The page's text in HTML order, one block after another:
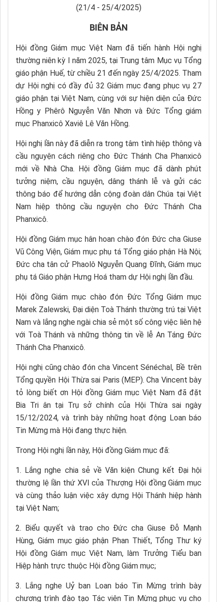
(21/4 - 25/4/2025)
BIÊN BẢN
Hội đồng Giám mục Việt Nam đã tiến hành Hội nghị
thường niên kỳ I năm 2025, tại Trung tâm Mục vụ Tổng
giáo phận Huế, từ chiều 21 đến ngày 25/4/2025. Tham
dự Hội nghị có đầy đủ 32 Giám mục đang phục vụ 27
giáo phận tại Việt Nam, cùng với sự hiện diện của Đức
Hồng y Phêrô Nguyễn Văn Nhơn và Đức Tổng giám
mục Phanxicô Xaviê Lê Văn Hồng.
Hội nghị lần này đã diễn ra trong tâm tình hiệp thông và
cầu nguyện cách riêng cho Đức Thánh Cha Phanxicô
mới về Nhà Cha. Hội đồng Giám mục đã dành phút
tưởng niệm, cầu nguyện, dâng thánh lễ và gửi các
thông báo để hướng dẫn cộng đoàn dân Chúa tại Việt
Nam hiệp thông cầu nguyện cho Đức Thánh Cha
Phanxicô.
Hội đồng Giám mục hân hoan chào đón Đức cha Giuse
Vũ Công Viện, Giám mục phụ tá Tổng giáo phận Hà Nội;
Đức cha tân cử Phaolô Nguyễn Quang Đĩnh, Giám mục
phụ tá Giáo phận Hưng Hoá tham dự Hội nghị lần đầu.
Hội đồng Giám mục chào đón Đức Tổng Giám mục
Marek Zalewski, Đại diện Toà Thánh thường trú tại Việt
Nam và lắng nghe ngài chia sẻ một số công việc liên hệ
với Toà Thánh và những thông tin về lễ An Táng Đức
Thánh Cha Phanxicô.
Hội nghị cũng chào đón cha Vincent Sénéchal, Bề trên
Tổng quyền Hội Thừa sai Paris (MEP). Cha Vincent bày
tỏ lòng biết ơn Hội đồng Giám mục Việt Nam đã đặt
Bia Tri ân tại Trụ sở chính của Hội Thừa sai ngày
15/12/2024, và trình bày những hoạt động Loan báo
Tin Mừng mà Hội đang thực hiện.
Trong Hội nghị lần này, Hội đồng Giám mục đã:
1. Lắng nghe chia sẻ về Văn kiện Chung kết Đại hội
thường lệ lần thứ XVI của Thượng Hội đồng Giám mục
và cùng thảo luận việc xây dựng Hội Thánh hiệp hành
tại Việt Nam;
2. Biểu quyết và trao cho Đức cha Giuse Đỗ Mạnh
Hùng, Giám mục giáo phận Phan Thiết, Tổng Thư ký
Hội đồng Giám mục Việt Nam, làm Trưởng Tiểu ban
Hiệp hành trực thuộc Hội đồng Giám mục;
3. Lắng nghe Uỷ ban Loan báo Tin Mừng trình bày
chương trình đào tạo Tác viên Tin Mừng phục vụ cho